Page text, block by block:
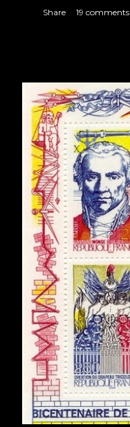
Share 19 comments